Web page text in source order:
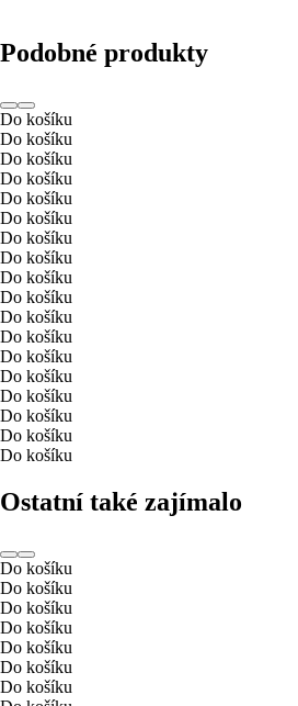
Podobné produkty
Do košíku
Do košíku
Do košíku
Do košíku
Do košíku
Do košíku
Do košíku
Do košíku
Do košíku
Do košíku
Do košíku
Do košíku
Do košíku
Do košíku
Do košíku
Do košíku
Do košíku
Do košíku
Ostatní také zajímalo
Do košíku
Do košíku
Do košíku
Do košíku
Do košíku
Do košíku
Do košíku